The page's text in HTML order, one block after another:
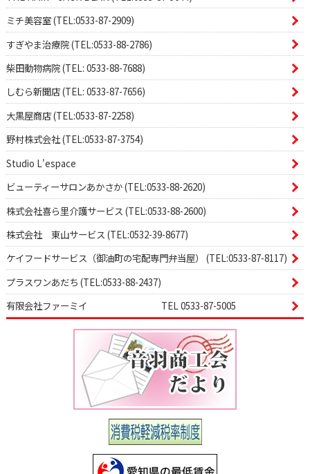
ミチ美容室 (TEL:0533-87-2909)
すぎやま治療院 (TEL:0533-88-2786)
柴田動物病院 (TEL: 0533-88-7688)
しむら新聞店 (TEL: 0533-87-7656)
大黒屋商店 (TEL:0533-87-2258)
野村株式会社 (TEL:0533-87-3754)
Studio L'espace
ビューティーサロンあかさか (TEL:0533-88-2620)
株式会社喜ら里介護サービス (TEL:0533-88-2600)
株式会社 東山サービス (TEL:0532-39-8677)
ケイフードサービス（御油町の宅配専門弁当屋） (TEL:0533-87-8117)
プラスワンあだち (TEL:0533-88-2437)
有限会社ファーミイ TEL 0533-87-5005